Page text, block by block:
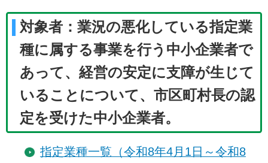
対象者：業況の悪化している指定業
種に属する事業を行う中小企業者で
あって、経営の安定に支障が生じて
いることについて、市区町村長の認
定を受けた中小企業者。
指定業種一覧（令和8年4月1日～令和8